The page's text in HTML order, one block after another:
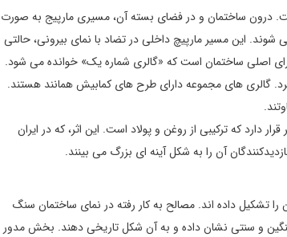
درون ساختمان و در فضای بسته آن، مسیری مارپیج به صورت
این مسیر مارپیچ داخلی در تضاد با نمای بیرونی، حالتی
اصلی ساختمان است که «گالری شماره یک» خوانده می‌ شود.
گالری‌ های مجموعه دارای طرح‌ های کمابیش همانند هستند.
دارد که ترکیبی از روغن و پولاد است. این اثر، که در ایران
آن را به شکل آینه‌ ای بزرگ می‌ بینند.
تشکیل داده‌ اند. مصالح به کار رفته در نمای ساختمان سنگ‌
و سنتی نشان داده و به آن شکل تاریخی دهند. بخش مدور